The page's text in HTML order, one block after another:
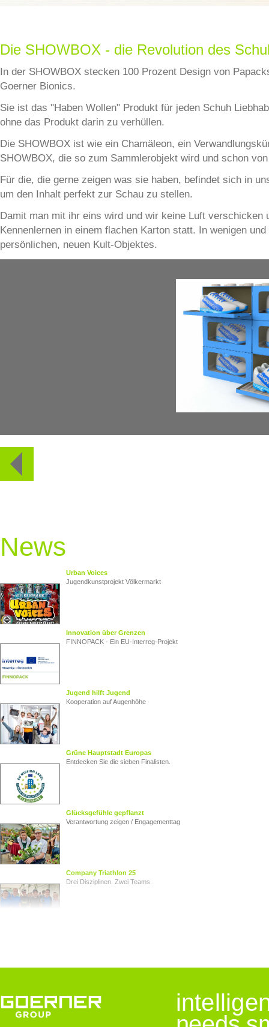
Die SHOWBOX - die Revolution des
In der SHOWBOX stecken 100 Prozent Design von
Goerner Bionics.
Sie ist das "Haben Wollen" Produkt für jeden Schuh
ohne das Produkt darin zu verhüllen.
Die SHOWBOX ist wie ein Chamäleon, ein
SHOWBOX, die so zum Sammlerobjekt wird und schon
Für die, die gerne zeigen was sie haben, befindet sich in
um den Inhalt perfekt zur Schau zu stellen.
Damit man mit ihr eins wird und wir keine Luft
Kennenlernen in einem flachen Karton statt. In wenigen
persönlichen, neuen Kult-Objektes.
News
Urban Voices
Jugendkunstprojekt Völkermarkt
Innovation über Grenzen
FINNOPACK - Ein EU‑Interreg‑Projekt
Jugend hilft Jugend
Kooperation auf Augenhöhe
Grüne Hauptstadt Europas
Entdecken Sie die sieben Finalisten.
Glücksgefühle gepflanzt
Verantwortung zeigen / Engagementtag
Company Triathlon 25
Drei Disziplinen. Zwei Teams.
Goerner Group unterstützt JUNO